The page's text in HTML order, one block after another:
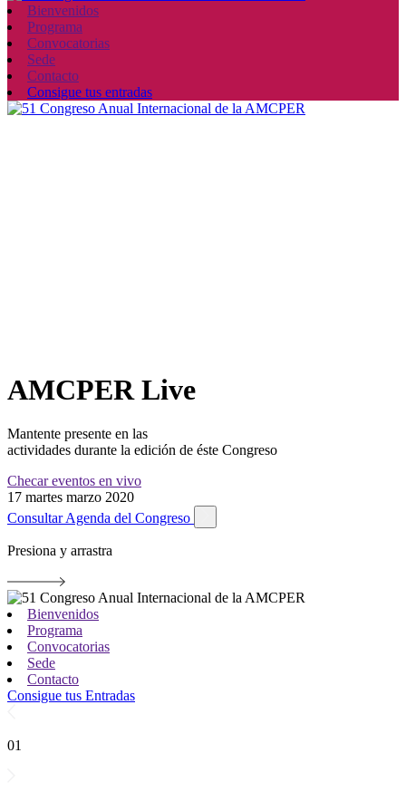
Bienvenidos
Programa
Convocatorias
Sede
Contacto
Consigue tus entradas
AMCPER Live
Mantente presente en las
actividades durante la edición de éste Congreso
Checar eventos en vivo
17 martes marzo 2020
Consultar Agenda del Congreso
Presiona y arrastra
Bienvenidos
Programa
Convocatorias
Sede
Contacto
Consigue tus Entradas
01